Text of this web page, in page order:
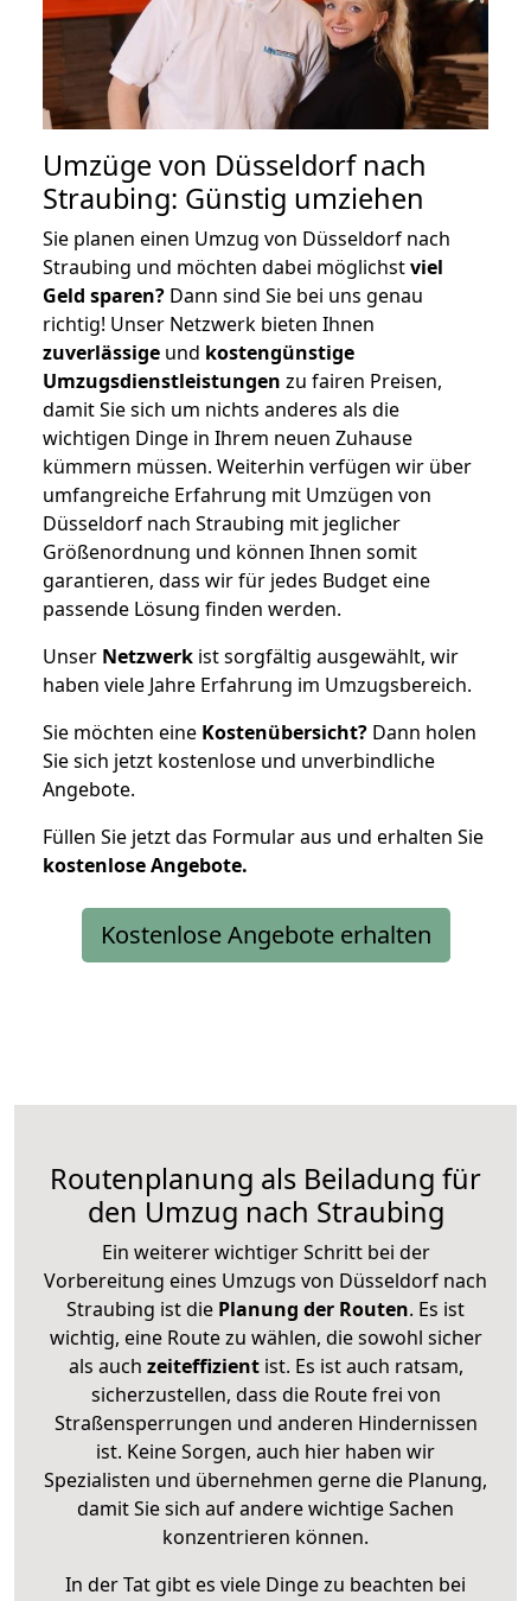
Umzüge von Düsseldorf nach
Straubing: Günstig umziehen
Sie planen einen Umzug von Düsseldorf nach
Straubing und möchten dabei möglichstviel
Geld sparen? Dann sind Sie bei uns genau
richtig! Unser Netzwerk bieten Ihnen
zuverlässige und kostengünstige
Umzugsdienstleistungen zu fairen Preisen,
damit Sie sich um nichts anderes als die
wichtigen Dinge in Ihrem neuen Zuhause
kümmern müssen. Weiterhin verfügen wir über
umfangreiche Erfahrung mit Umzügen von
Düsseldorf nach Straubing mit jeglicher
Größenordnung und können Ihnen somit
garantieren, dass wir für jedes Budget eine
passende Lösung finden werden.
Unser Netzwerk ist sorgfältig ausgewählt, wir
haben viele Jahre Erfahrung im Umzugsbereich.
Sie möchten eine Kostenübersicht? Dann holen
Sie sich jetzt kostenlose und unverbindliche
Angebote.
Füllen Sie jetzt das Formular aus und erhalten Sie
kostenloseAngebote.
Kostenlose Angebote erhalten
Routenplanung als Beiladung für
den Umzug nach Straubing
Ein weiterer wichtiger Schritt bei der
Vorbereitung eines Umzugs von Düsseldorf nach
Straubing ist die Planung der Routen. Es ist
wichtig, eine Route zu wählen, die sowohl sicher
als auch zeiteffizientist. Es ist auch ratsam,
sicherzustellen, dass die Route frei von
Straßensperrungen und anderen Hindernissen
ist. Keine Sorgen, auch hier haben wir
Spezialisten und übernehmen gerne die Planung,
damit Sie sich auf andere wichtige Sachen
konzentrieren können.
In der Tat gibt es viele Dinge zu beachten bei